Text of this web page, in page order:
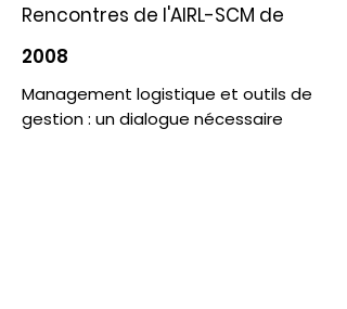
Rencontres de l'AIRL-SCM de
2008
Management logistique et outils de
gestion : un dialogue nécessaire